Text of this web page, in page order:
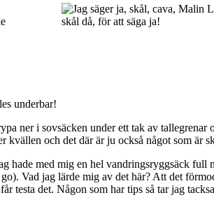
skål då, för att säga ja!
underbar!
ner i sovsäcken under ett tak av
och det där är ju också något som är
hade med mig en hel vandringsryggsäck
Vad jag lärde mig av det här? Att det
testa det. Någon som har tips så tar jag